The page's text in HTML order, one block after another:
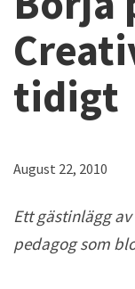
tidigt
August 22, 2010
Ett gästinlägg
pedagog som